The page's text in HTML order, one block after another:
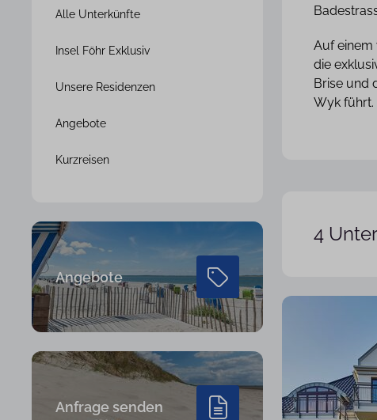
Auf
die
Brise und
Wyk führt.
4
überspringen
Alle Unterkünfte
Insel Föhr Exklusiv
Unsere Residenzen
Angebote
Kurzreisen
Angebote
Anfrage senden